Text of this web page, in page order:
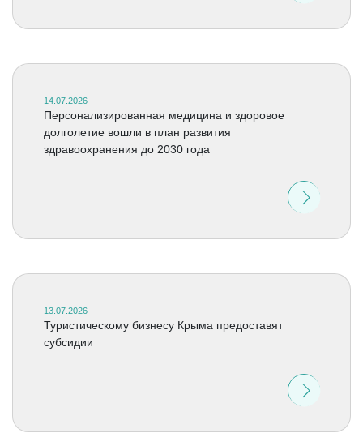
14.07.2026
Персонализированная медицина и здоровое
долголетие вошли в план развития
здравоохранения до 2030 года
13.07.2026
Туристическому бизнесу Крыма предоставят
субсидии